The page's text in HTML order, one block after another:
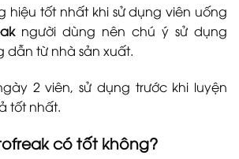
hiệu tốt nhất khi sử dụng viên uống
người dùng nên chú ý sử dụng
dẫn từ nhà sản xuất.
2 viên, sử dụng trước khi luyện
tốt nhất.
có tốt không?